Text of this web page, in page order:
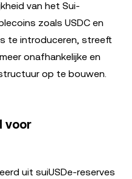
van het Sui-
zoals USDC en
te introduceren, streeft
onafhankelijke en
op te bouwen.
voor
uit suiUSDe-reserves